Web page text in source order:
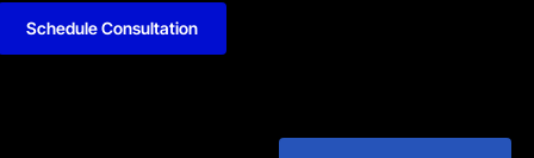
Schedule Consultation